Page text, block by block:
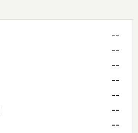
--
--
--
--
--
--
--